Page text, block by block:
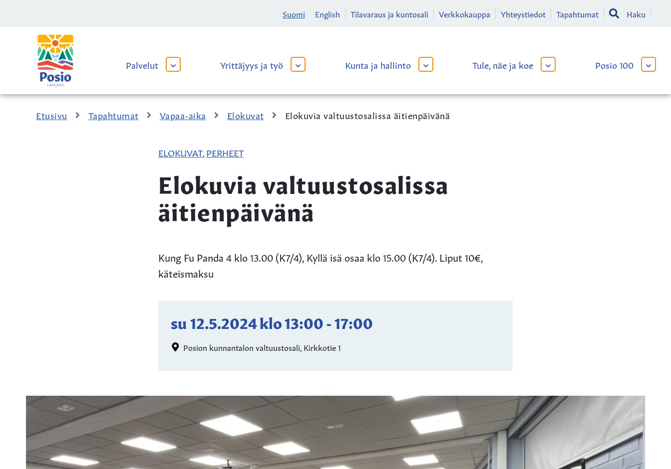
Suomi English Tilavaraus ja kuntosali Verkkokauppa Yhteystiedot Tapahtumat Haku
Kaupungin
logo
Palvelut
AVAA
ALAVALIKKO
Yrittäjyys ja työ
AVAA
ALAVALIKKO
Kunta ja hallinto
AVAA
ALAVALIKKO
Tule, näe ja koe
AVAA
ALAVALIKKO
Posio 100
AVAA
Etusivu Tapahtumat Vapaa-aika Elokuvat Elokuvia valtuustosalissa äitienpäivänä
ELOKUVAT, PERHEET
Elokuvia valtuustosalissa
äitienpäivänä
Kung Fu Panda 4 klo 13.00 (K7/4), Kyllä isä osaa klo 15.00 (K7/4). Liput 10€,
käteismaksu
su 12.5.2024klo13:00-17:00
Posion kunnantalon valtuustosali, Kirkkotie 1